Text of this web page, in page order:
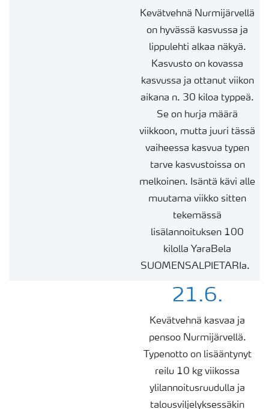
Kevätvehnä Nurmijärvellä
on hyvässä kasvussa ja
lippulehti alkaa näkyä.
Kasvusto on kovassa
kasvussa ja ottanut viikon
aikana n. 30 kiloa typpeä.
Se on hurja määrä
viikkoon, mutta juuri tässä
vaiheessa kasvua typen
tarve kasvustoissa on
melkoinen. Isäntä kävi alle
muutama viikko sitten
tekemässä
lisälannoituksen 100
kilolla YaraBela
SUOMENSALPIETARIa.
21.6.
Kevätvehnä kasvaa ja
pensoo Nurmijärvellä.
Typenotto on lisääntynyt
reilu 10 kg viikossa
ylilannoitusruudulla ja
talousviljelyksessäkin